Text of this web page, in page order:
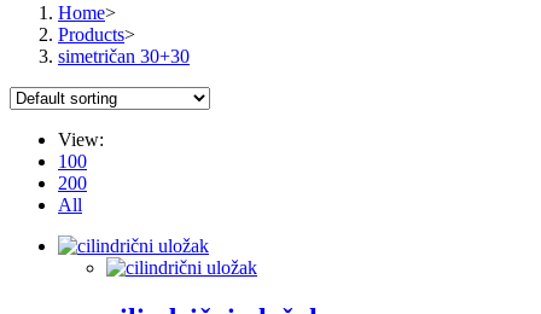
Home>
Products>
simetričan 30+30
View:
100
200
All